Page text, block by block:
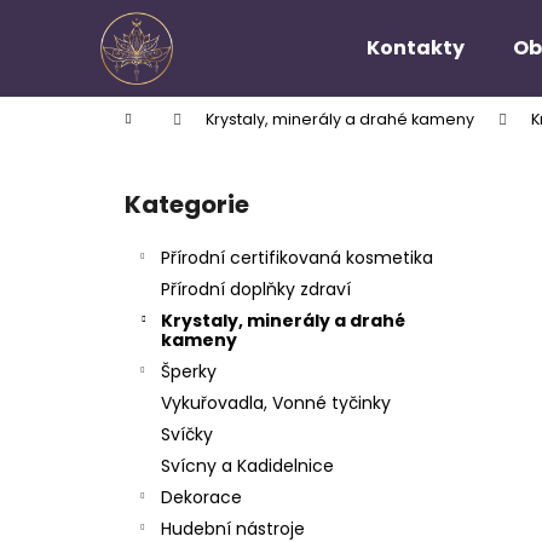
Kontakty
Domů Krystaly, minerály a drahé kameny
Přeskočit
kategorie
Kategorie
Přírodní certifikovaná kosmetika
Přírodní doplňky zdraví
Krystaly, minerály a drahé
kameny
Šperky
Vykuřovadla, Vonné tyčinky
Svíčky
Svícny a Kadidelnice
Dekorace
Hudební nástroje
í
Zpět
do
Zpět
do